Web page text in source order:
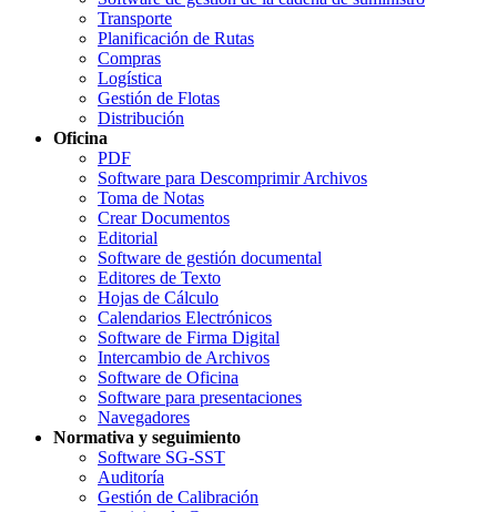
Transporte
Planificación de Rutas
Compras
Logística
Gestión de Flotas
Distribución
Oficina
PDF
Software para Descomprimir Archivos
Toma de Notas
Crear Documentos
Editorial
Software de gestión documental
Editores de Texto
Hojas de Cálculo
Calendarios Electrónicos
Software de Firma Digital
Intercambio de Archivos
Software de Oficina
Software para presentaciones
Navegadores
Normativa y seguimiento
Software SG-SST
Auditoría
Gestión de Calibración